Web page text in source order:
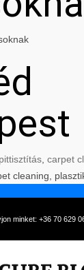
carpet
cleaning,
minket: +36 70 629